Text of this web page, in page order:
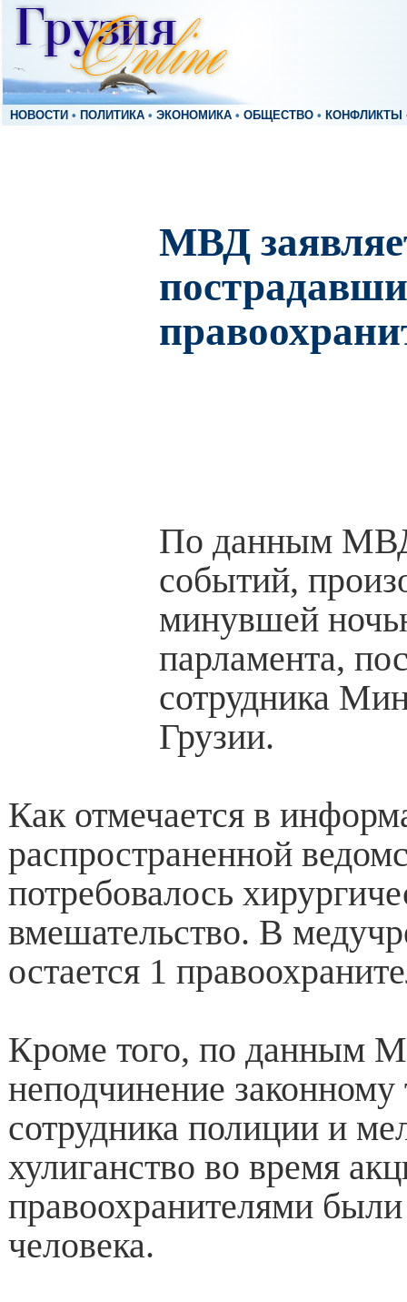
НОВОСТИ • ПОЛИТИКА • ЭКОНОМИКА • ОБЩЕСТВО • КОНФЛИКТЫ
МВД
По данным
событий,
минувшей
парламента,
сотрудника
Грузии.
Как отмечается в
распространенной
потребовалось
вмешательство. В
остается 1
Кроме того, по данным
неподчинение
сотрудника полиции и
хулиганство во время
правоохранителями
человека.